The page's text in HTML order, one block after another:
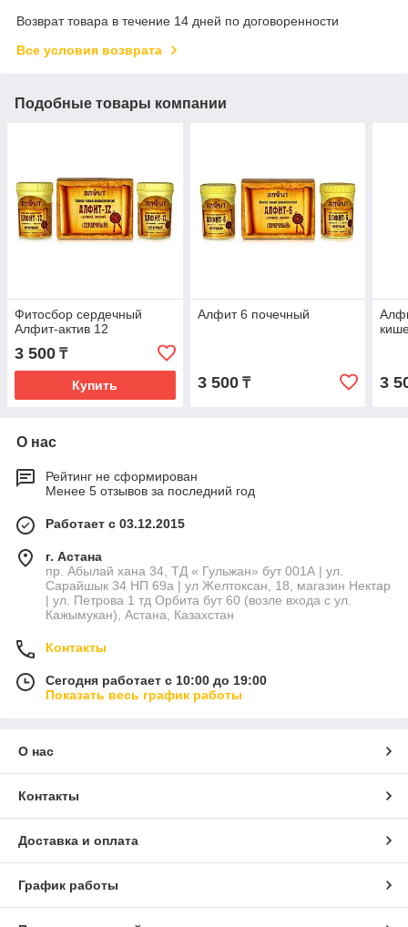
Возврат товара в течение 14 дней по договоренности
Все условия возврата
Подобные товары компании
Фитосбор сердечный
Алфит-актив 12
3 500 ₸
Купить
Алфит 6 почечный
3 500₸ 3
О нас
Рейтинг не сформирован
Менее 5 отзывов за последний год
Работает с 03.12.2015
г. Астана
пр. Абылай хана 34, ТД « Гульжан» бут 001А | ул.
Сарайшык 34 НП 69а | ул Желтоксан, 18, магазин Нектар
| ул. Петрова 1 тд Орбита бут 60 (возле входа с ул.
Кажымукан), Астана, Казахстан
Контакты
Сегодня работает с 10:00 до 19:00
Показать весь график работы
О нас
Контакты
Доставка и оплата
График работы